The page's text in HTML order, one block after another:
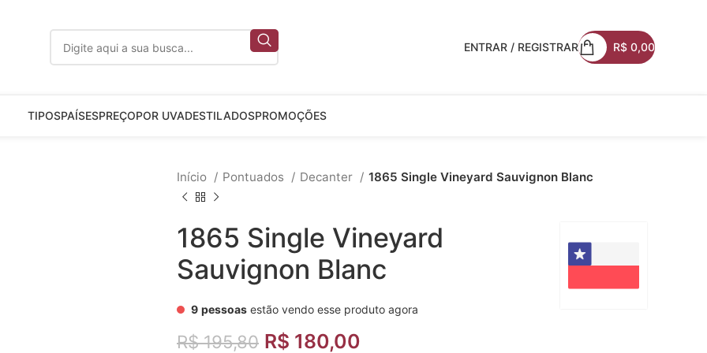
ENTRAR / REGISTRAR R$ 0,00
TIPOSPAÍSESPREÇOPOR UVADESTILADOSPROMOÇÕES
Início Pontuados Decanter 1865 Single Vineyard Sauvignon Blanc
1865 Single Vineyard
Sauvignon Blanc
9 pessoas estão vendo esse produto agora
R$195,80 R$ 180,00